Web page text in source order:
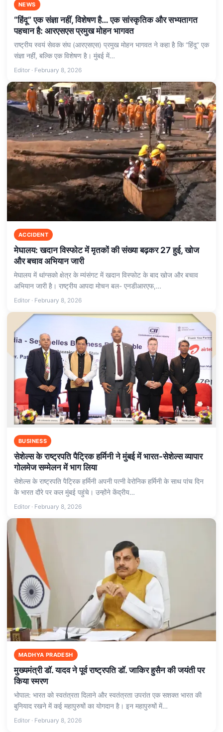
NEWS
“हिंदू” एक संज्ञा नहीं, विशेषण है… एक सांस्कृतिक और सभ्यतागत
पहचान है: आरएसएस प्रमुख मोहन भागवत
राष्‍ट्रीय स्‍वयं सेवक संघ (आरएसएस) प्रमुख मोहन भागवत ने कहा है कि “हिंदू” एक
संज्ञा नहीं, बल्कि एक विशेषण है। मुंबई में…
Editor · February 8, 2026
ACCIDENT
मेघालय: खदान विस्फोट में मृतकों की संख्या बढ़कर 27 हुई, खोज
और बचाव अभियान जारी
मेघालय में थांग्सको क्षेत्र के म्यंसंगट में खदान विस्फोट के बाद खोज और बचाव
अभियान जारी है। राष्‍ट्रीय आपदा मोचन बल- एनडीआरएफ,…
Editor · February 8, 2026
BUSINESS
सेशेल्स के राष्ट्रपति पैट्रिक हर्मिनी ने मुंबई में भारत-सेशेल्स व्यापार
गोलमेज सम्मेलन में भाग लिया
सेशेल्स के राष्ट्रपति पैट्रिक हर्मिनी अपनी पत्‍नी वेरोनिक हर्मिनी के साथ पांच दिन
के भारत दौरे पर कल मुंबई पहुंचे। उन्‍होंने केंद्रीय…
Editor · February 8, 2026
MADHYA PRADESH
मुख्यमंत्री डॉ. यादव ने पूर्व राष्ट्रपति डॉ. जाकिर हुसैन की जयंती पर
किया स्मरण
भोपाल: भारत को स्वतंत्रता दिलाने और स्वतंत्रता उपरांत एक सशक्त भारत की
बुनियाद रखने में कई महापुरुषों का योगदान है। इन महापुरुषों में…
Editor · February 8, 2026